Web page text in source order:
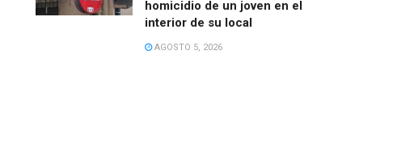
homicidio de un joven en el
interior de su local
AGOSTO 5, 2026